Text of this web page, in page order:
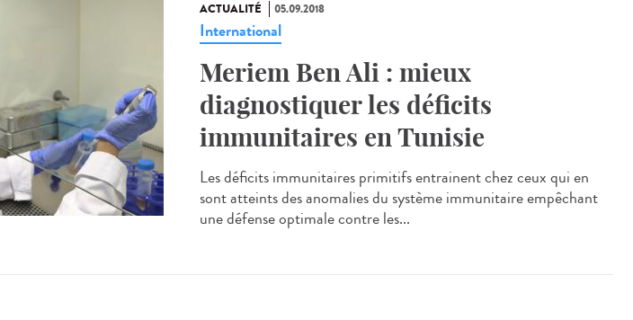
ACTUALITÉ 05.09.2018
International
Meriem Ben Ali : mieux
diagnostiquer les déficits
immunitaires en Tunisie
Les déficits immunitaires primitifs entrainent chez ceux qui en
sont atteints des anomalies du système immunitaire empêchant
une défense optimale contre les...